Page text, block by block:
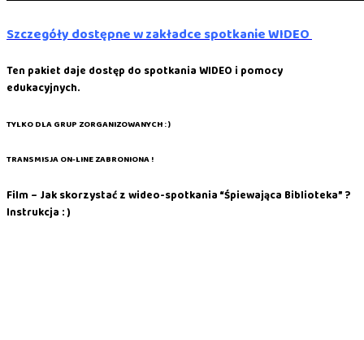
Szczegóły dostępne w zakładce spotkanie WIDEO
Ten pakiet daje dostęp do spotkania WIDEO i pomocy
edukacyjnych.
TYLKO DLA GRUP ZORGANIZOWANYCH : )
TRANSMISJA ON-LINE ZABRONIONA !
Film – Jak skorzystać z wideo-spotkania “Śpiewająca Biblioteka” ?
Instrukcja : )